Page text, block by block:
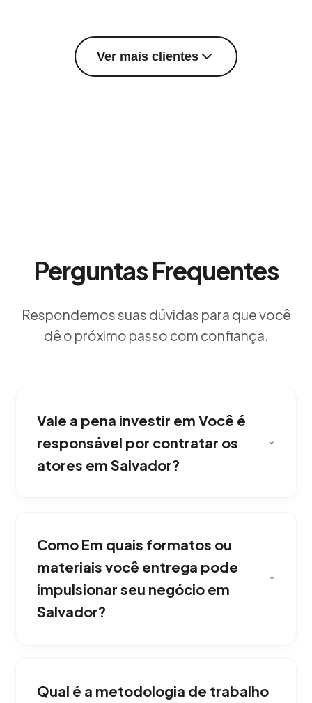
Ver mais clientes
Perguntas Frequentes
Respondemos suas dúvidas para que você
dê o próximo passo com confiança.
Vale a pena investir em Você é
responsável por contratar os
atores em Salvador?
Comercial para TV e Cinema gerenciamos o
casting completo, licenças de locação e
talentos necessários. Com resultados reais
para o mercado de Salvador.
Como Em quais formatos ou
materiais você entrega pode
impulsionar seu negócio em
Salvador?
(9:16 para Reels/TikTok e 16:9 para YouTube ou
Qual é a metodologia de trabalho